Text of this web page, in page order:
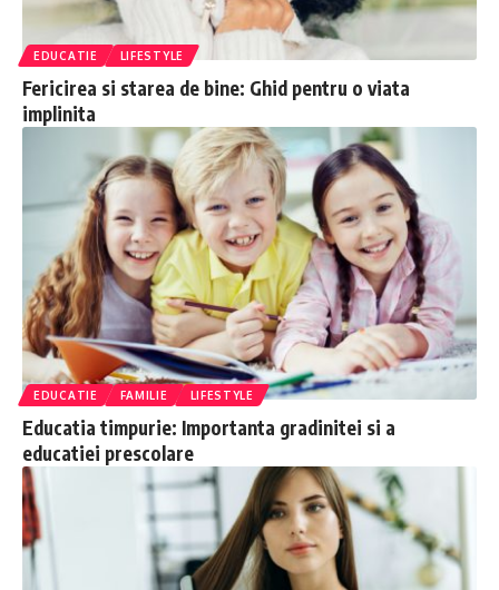
EDUCATIE LIFESTYLE
Fericirea si starea de bine: Ghid pentru o viata
implinita
EDUCATIE FAMILIE LIFESTYLE
Educatia timpurie: Importanta gradinitei si a
educatiei prescolare